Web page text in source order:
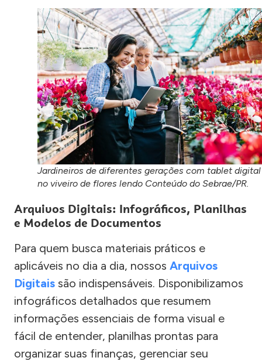
Jardineiros de diferentes gerações com tablet digital
no viveiro de flores lendo Conteúdo do Sebrae/PR.
Arquivos Digitais: Infográficos, Planilhas
e Modelos de Documentos
Para quem busca materiais práticos e
aplicáveis no dia a dia, nossos Arquivos
Digitais são indispensáveis. Disponibilizamos
infográficos detalhados que resumem
informações essenciais de forma visual e
fácil de entender, planilhas prontas para
organizar suas finanças, gerenciar seu